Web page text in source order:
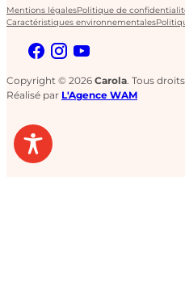
Mentions légalesPolitique de
Caractéristiques environnementales
Copyright © 2026 Carola. Tous
Réalisé par L'Agence WAM